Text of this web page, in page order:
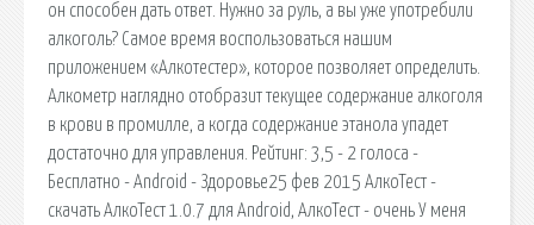
он способен дать ответ. Нужно за руль, а вы уже употребили
алкоголь? Самое время воспользоваться нашим
приложением «Алкотестер», которое позволяет определить.
Алкометр наглядно отобразит текущее содержание алкоголя
в крови в промилле, а когда содержание этанола упадет
достаточно для управления. Рейтинг: 3,5 - 2 голоса -
Бесплатно - Android - Здоровье25 фев 2015 АлкоТест -
скачать АлкоТест 1.0.7 для Android, АлкоТест - очень У меня